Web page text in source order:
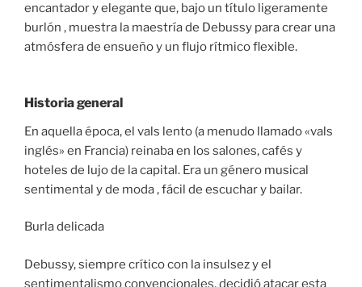
encantador y elegante que, bajo un título ligeramente
burlón , muestra la maestría de Debussy para crear una
atmósfera de ensueño y un flujo rítmico flexible.
Historia general
En aquella época, el vals lento (a menudo llamado «vals
inglés» en Francia) reinaba en los salones, cafés y
hoteles de lujo de la capital. Era un género musical
sentimental y de moda , fácil de escuchar y bailar.
Burla delicada
Debussy, siempre crítico con la insulsez y el
sentimentalismo convencionales, decidió atacar esta